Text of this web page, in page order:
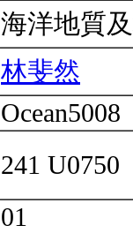
海洋地質
林斐然
Ocean5008
241 U0750
01